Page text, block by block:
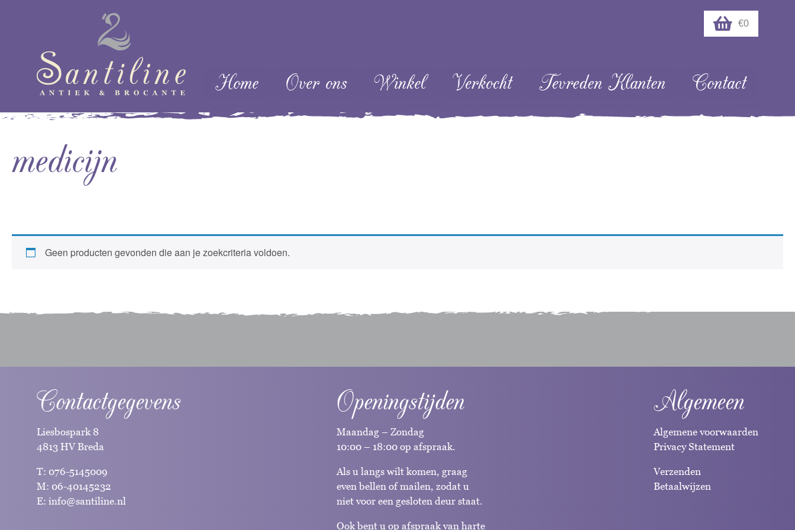
€0
Menu
Skip naar content
Home Over ons Winkel Verkocht Tevreden Klanten Contact
medicijn
Geen producten gevonden die aan je zoekcriteria voldoen.
Contactgegevens
Liesbospark 8
4813 HV Breda
T: 076-5145009
M: 06-40145232
E: info@santiline.nl
Openingstijden
Maandag – Zondag
10:00 – 18:00 op afspraak.
Als u langs wilt komen, graag
even bellen of mailen, zodat u
niet voor een gesloten deur staat.
Ook bent u op afspraak van harte
Algemeen
Algemene voorwaarden
Privacy Statement
Verzenden
Betaalwijzen